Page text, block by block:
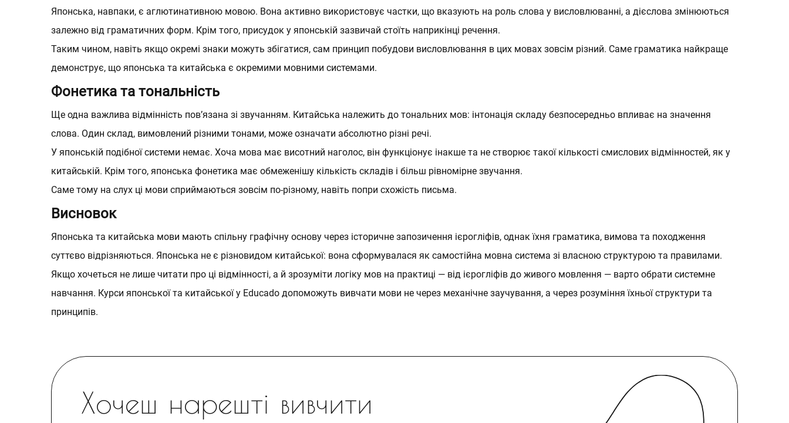
Японська, навпаки, є аглютинативною мовою. Вона активно використовує частки, що вказують на роль слова у висловлюванні, а дієслова змінюються
залежно від граматичних форм. Крім того, присудок у японській зазвичай стоїть наприкінці речення.
Таким чином, навіть якщо окремі знаки можуть збігатися, сам принцип побудови висловлювання в цих мовах зовсім різний. Саме граматика найкраще
демонструє, що японська та китайська є окремими мовними системами.
Фонетика та тональність
Ще одна важлива відмінність пов’язана зі звучанням. Китайська належить до тональних мов: інтонація складу безпосередньо впливає на значення
слова. Один склад, вимовлений різними тонами, може означати абсолютно різні речі.
У японській подібної системи немає. Хоча мова має висотний наголос, він функціонує інакше та не створює такої кількості смислових відмінностей, як у
китайській. Крім того, японська фонетика має обмеженішу кількість складів і більш рівномірне звучання.
Саме тому на слух ці мови сприймаються зовсім по-різному, навіть попри схожість письма.
Висновок
Японська та китайська мови мають спільну графічну основу через історичне запозичення ієрогліфів, однак їхня граматика, вимова та походження
суттєво відрізняються. Японська не є різновидом китайської: вона сформувалася як самостійна мовна система зі власною структурою та правилами.
Якщо хочеться не лише читати про ці відмінності, а й зрозуміти логіку мов на практиці — від ієрогліфів до живого мовлення — варто обрати системне
навчання. Курси японськоїта китайськоїу Educadoдопоможуть вивчати мови не через механічне заучування, а через розуміння їхньої структури та
принципів.
Хочеш нарешті вивчити